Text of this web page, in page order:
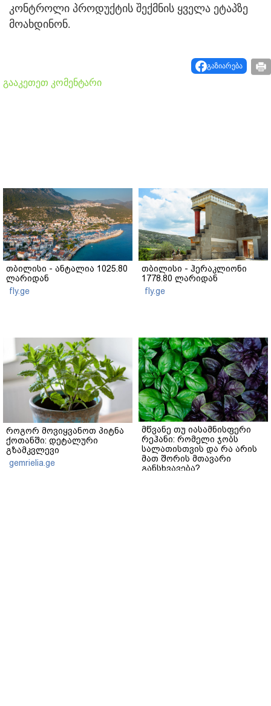
კონტროლი პროდუქტის შექმნის ყველა ეტაპზე
მოახდინონ.
გაზიარება
გააკეთეთ კომენტარი
თბილისი - ანტალია 1025.80
ლარიდან
fly.ge
თბილისი - ჰერაკლიონი
1778.80 ლარიდან
fly.ge
როგორ მოვიყვანოთ პიტნა
ქოთანში: დეტალური
გზამკვლევი
gemrielia.ge
მწვანე თუ იასამნისფერი
რეჰანი: რომელი ჯობს
სალათისთვის და რა არის
მათ შორის მთავარი
განსხვავება?